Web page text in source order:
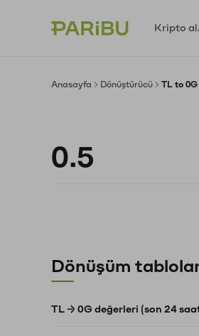
Kripto
Anasayfa Dönüştürücü TL to
Dönüşüm
TL → 0G değerleri (son 24